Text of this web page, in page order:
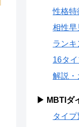
性格特
相性早
ランキ
16タ
解説・
▶ MBTIダ
タイプ